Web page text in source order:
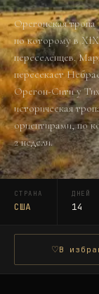
Орегонская
по которому в
переселенцев.
пересекает
Орегон-Сити у
историческая
ориентирами, по
2 недели.
СТРАНА
США
ДНЕЙ
14
♡В